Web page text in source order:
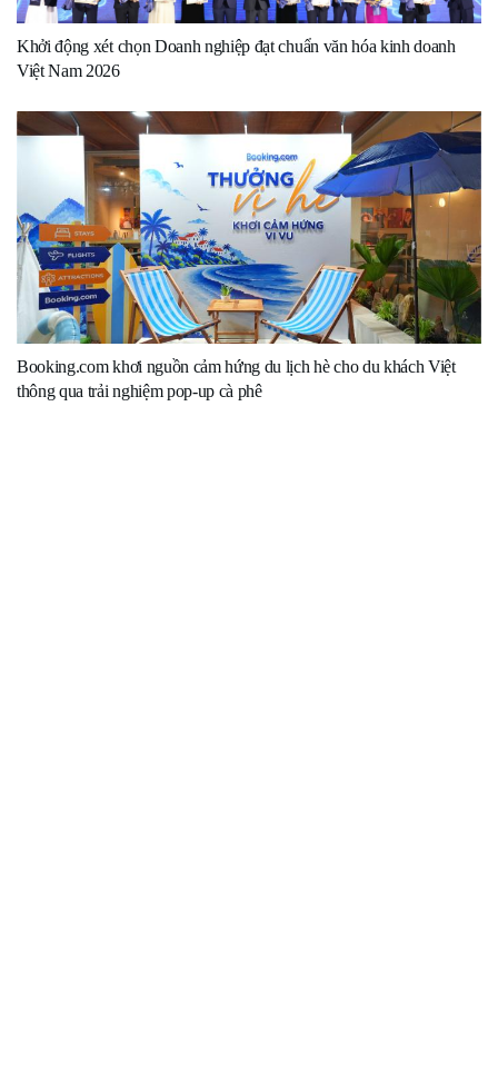
Khởi động xét chọn Doanh nghiệp đạt chuẩn văn hóa kinh doanh
Việt Nam 2026
Booking.com khơi nguồn cảm hứng du lịch hè cho du khách Việt
thông qua trải nghiệm pop-up cà phê